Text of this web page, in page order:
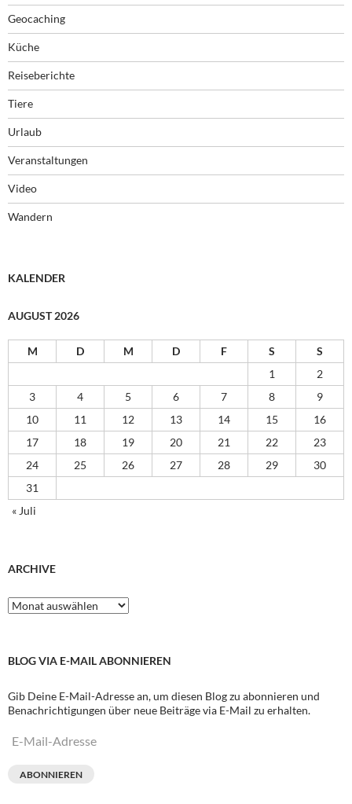
Geocaching
Küche
Reiseberichte
Tiere
Urlaub
Veranstaltungen
Video
Wandern
KALENDER
AUGUST 2026
M D M D F S
S
1
2
3
4 5 6 7 8
9
10
11 12 13 14 15
16
17
18 19 20 21 22
23
24
25 26 27 28 29
30
31
« Juli
ARCHIVE
Archive
BLOG VIA E-MAIL ABONNIEREN
Gib Deine E-Mail-Adresse an, um diesen Blog zu abonnieren und
Benachrichtigungen über neue Beiträge via E-Mail zu erhalten.
E-
ABONNIEREN